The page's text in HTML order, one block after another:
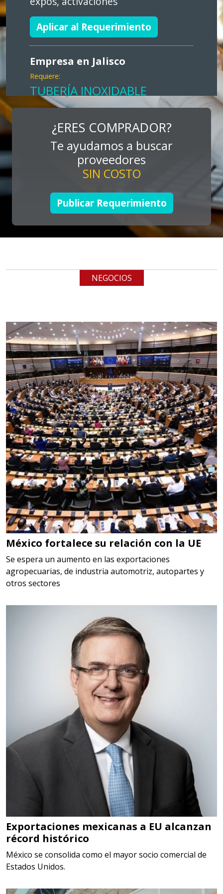
Aplicar al Requerimiento
Empresa en Jalisco
Requiere:
TUBERÍA INOXIDABLE
Especificaciones:
cualquiera
Aplicar al Requerimiento
Empresa en Jalisco
Requiere:
LOGÍSTICA DE CARGA LLAVE
EN MANO
Aplicar al Requerimiento
Empresa en Jalisco
Requiere:
LOGÍSTICA
Especificaciones:
cualquiera
Aplicar al Requerimiento
Empresa en Querétaro
Requiere:
HERRAMIENTAS DE CORTE
Especificaciones:
HSS, CON RECUBRIMIENTO,
CARBURO, RIMAS, ENDMILLS,
BROCAS, LIMAS, ETC
Aplicar al Requerimiento
Empresa en Querétaro
Requiere:
HERRAMIENTAS DE TORQUE
Especificaciones:
TORQUE CONTROLADO,
MECANICOS, ELECTRONICOS,
DIGITALES, MULTIPLICADORES,
PARA PUNTAS,
Aplicar al Requerimiento
Empresa en Estado de México
SCRAP
Somos Proveedores de GESTION
DE RESIDUOS Y DESTRUCCION
FISCAL
Aplicar al Requerimiento
¿ERES COMPRADOR?
Te ayudamos a buscar
proveedores
SIN COSTO
Publicar Requerimiento
NEGOCIOS
México fortalece su relación con la UE
Se espera un aumento en las exportaciones
agropecuarias, de industria automotriz, autopartes y
otros sectores
Exportaciones mexicanas a EU alcanzan
récord histórico
México se consolida como el mayor socio comercial de
Estados Unidos.